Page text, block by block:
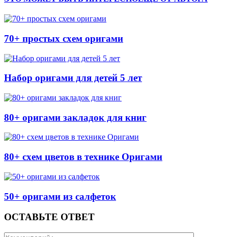
70+ простых схем оригами
Набор оригами для детей 5 лет
80+ оригами закладок для книг
80+ схем цветов в технике Оригами
50+ оригами из салфеток
ОСТАВЬТЕ ОТВЕТ